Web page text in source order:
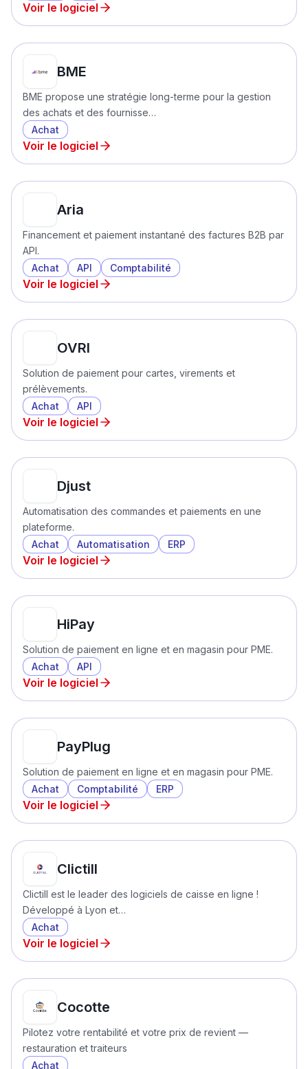
Voir le logiciel
BME
BME propose une stratégie long-terme pour la gestion
des achats et des fournisse…
Achat
Voir le logiciel
Aria
Financement et paiement instantané des factures B2B par
API.
Achat
API Comptabilité
Voir le logiciel
OVRI
Solution de paiement pour cartes, virements et
prélèvements.
Achat
API
Voir le logiciel
Djust
Automatisation des commandes et paiements en une
plateforme.
Achat
Automatisation ERP
Voir le logiciel
HiPay
Solution de paiement en ligne et en magasin pour PME.
Achat
API
Voir le logiciel
PayPlug
Solution de paiement en ligne et en magasin pour PME.
Achat
Comptabilité ERP
Voir le logiciel
Clictill
Clictill est le leader des logiciels de caisse en ligne !
Développé à Lyon et…
Achat
Voir le logiciel
Cocotte
Pilotez votre rentabilité et votre prix de revient —
restauration et traiteurs
Achat